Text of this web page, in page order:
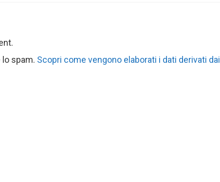
spam. Scopri come vengono elaborati i dati derivati dai